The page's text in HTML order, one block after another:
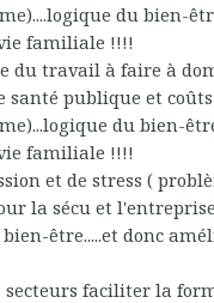
du bien-
familiale !!!!
du travail à faire à
santé publique et
du bien-
familiale !!!!
et de stress (
la sécu et
être.....et donc
faciliter la